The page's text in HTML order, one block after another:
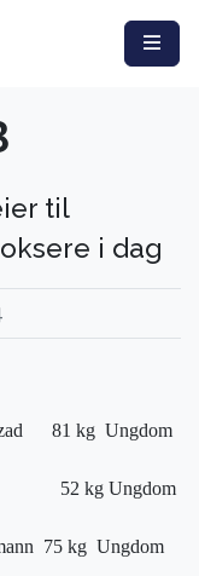
til
i dag
81 kg Ungdom
52 kg Ungdom
75 kg Ungdom